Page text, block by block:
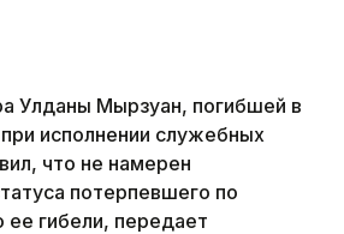
Улданы Мырзуан, погибшей в
исполнении служебных
что не намерен
потерпевшего по
ее гибели, передает